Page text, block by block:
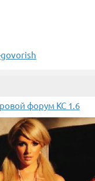
форум КС 1.6